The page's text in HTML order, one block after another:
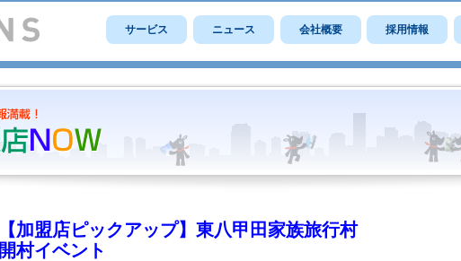
サービス ニュース 会社概要 採用情報
【加盟店ピックアップ】東八甲田家族旅行村
開村イベント